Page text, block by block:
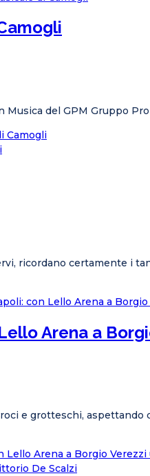
del GPM Gruppo
Camogli
ricordano certamente i
Arena a
e grotteschi, aspettando
Arena a Borgio Verezzi